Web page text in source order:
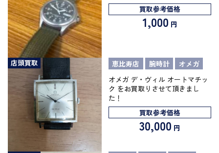
買取参考価格
1,000 円
店頭買取 恵比寿店 腕時計
オメガ
オメガ デ・ヴィル オートマチッ
ク をお買取りさせて頂きまし
た！
買取参考価格
30,000 円